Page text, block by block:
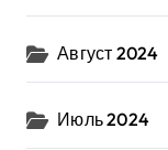
Август 2024
Июль 2024